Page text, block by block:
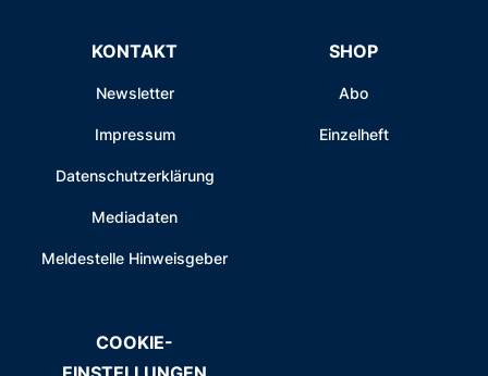
KONTAKT
Newsletter
Impressum
Datenschutzerklärung
Mediadaten
Meldestelle Hinweisgeber
SHOP
Abo
Einzelheft
COOKIE-